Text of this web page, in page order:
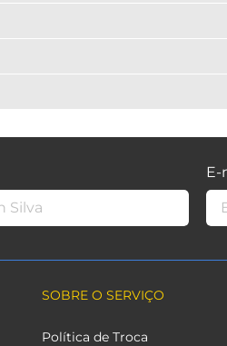
E-
SOBRE O SERVIÇO
Política de Troca